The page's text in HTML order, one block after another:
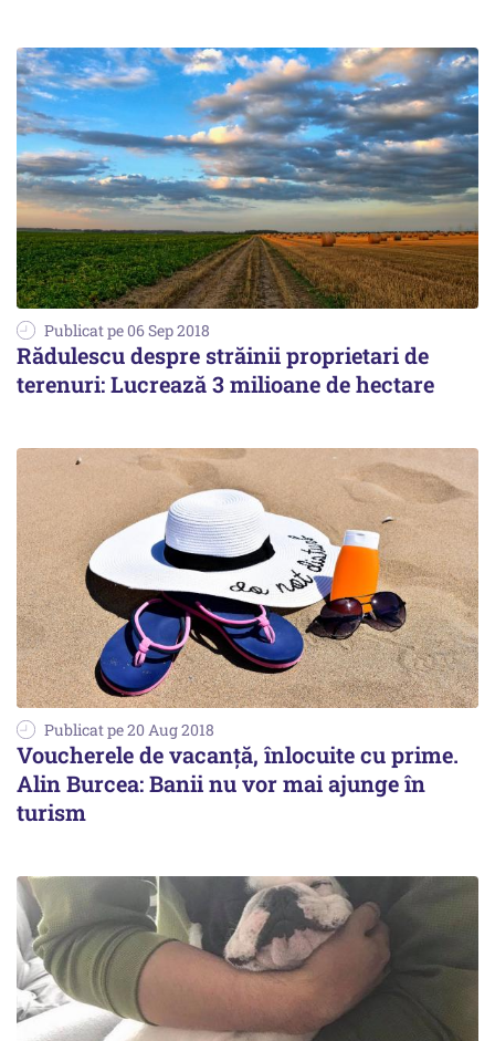
Publicat pe 06 Sep 2018
Rădulescu despre străinii proprietari de
terenuri: Lucrează 3 milioane de hectare
Publicat pe 20 Aug 2018
Voucherele de vacanță, înlocuite cu prime.
Alin Burcea: Banii nu vor mai ajunge în
turism